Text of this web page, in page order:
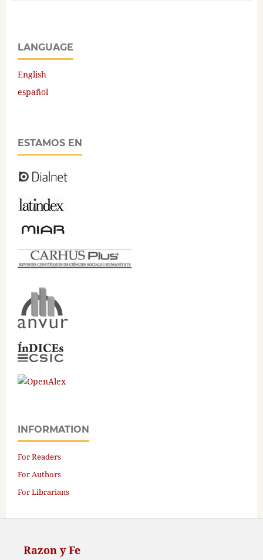
LANGUAGE
English
español
ESTAMOS EN
INFORMATION
For Readers
For Authors
For Librarians
Razon y Fe